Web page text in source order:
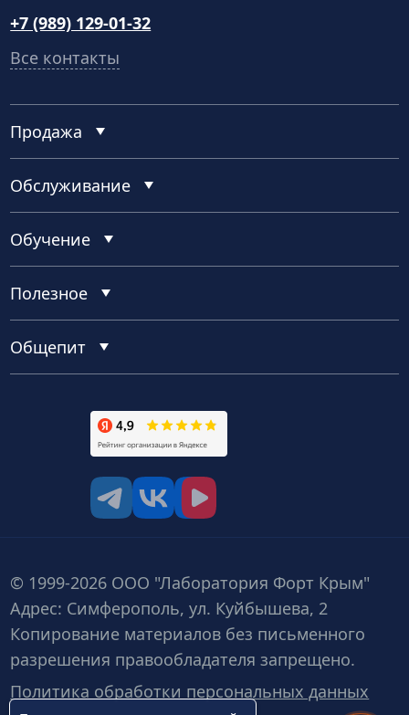
+7 (989) 129-01-32
Все контакты
Продажа
Обслуживание
Обучение
Полезное
Общепит
© 1999-2026 ООО "Лаборатория Форт Крым"
Адрес: Симферополь, ул. Куйбышева, 2
Копирование материалов без письменного
разрешения правообладателя запрещено.
Политика обработки персональных данных